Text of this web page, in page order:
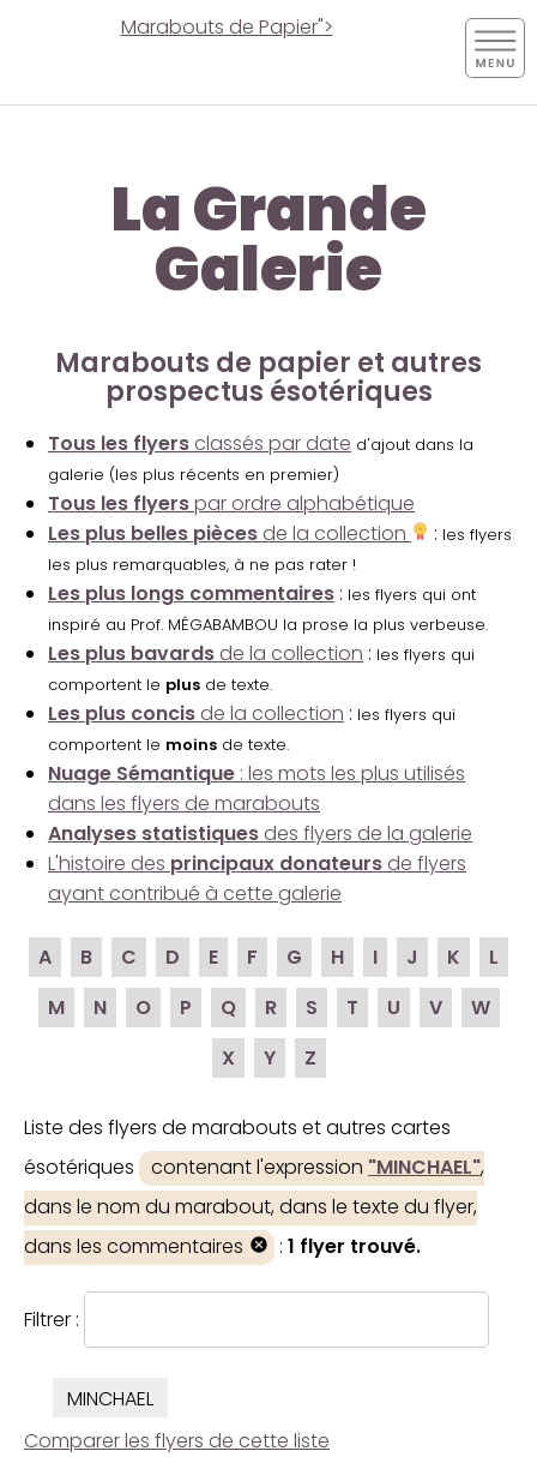
Marabouts de Papier">
La Grande
Galerie
Marabouts de papier et autres
prospectus ésotériques
Tous les flyers classés par date d'ajout dans la
galerie (les plus récents en premier)
Tous les flyerspar ordre alphabétique
Les plus belles pièces de la collection : les flyers
les plus remarquables, à ne pas rater !
Les plus longs commentaires : les flyers qui ont
inspiré au Prof. MÉGABAMBOU la prose la plus verbeuse.
Les plus bavards de la collection : les flyers qui
comportent le plus de texte.
Les plus concis de la collection : les flyers qui
comportent le moins de texte.
Nuage Sémantique : les mots les plus utilisés
dans les flyers de marabouts
Analyses statistiques des flyers de la galerie
L'histoire des principaux donateurs de flyers
ayant contribué à cette galerie
A B C D E F G H I J K
L
M
N O P Q R S T U V
W
X
Y Z
Liste des flyers de marabouts et autres cartes
ésotériques
contenant l'expression "MINCHAEL",
dans le nom du marabout, dans le texte du flyer,
dans les commentaires
: 1 flyer trouvé.
Filtrer :
MINCHAEL
Comparer les flyers de cette liste